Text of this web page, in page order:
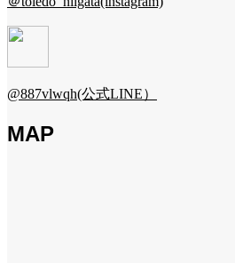
@887vlwqh(公式LINE）
MAP